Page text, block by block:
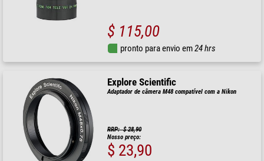
$ 115,00
pronto para envio em24 hrs
Explore Scientific
Adaptador de câmera M48 compatível com a Nikon
RRP: $ 28,90
Nosso preço:
$ 23,90